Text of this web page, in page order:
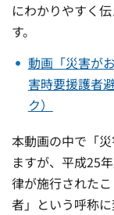
にわかりやすく
す。
動画「災害が
害時要援護者
ク）
本動画の中で「
ますが、平成25
律が施行された
者」という呼称に